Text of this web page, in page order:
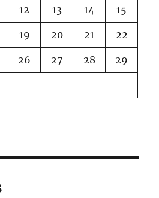
12 13 14 15
19 20 21 22
26 27 28 29